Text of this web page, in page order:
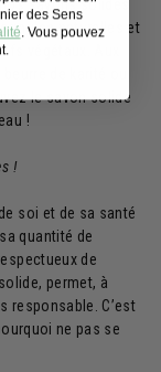
savons solides
naturelles et
végétaux. Aux
de karité ou
le savon solide
!
!
soi et de sa santé
quantité de
de
permet, à
responsable. C’est
ne pas se
des Sens
. Vous pouvez